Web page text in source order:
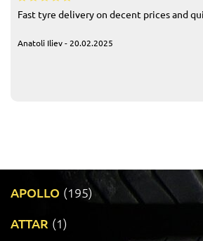
Fast tyre delivery on decent prices and
Anatoli Iliev - 20.02.2025
APOLLO (195)
ATTAR (1)